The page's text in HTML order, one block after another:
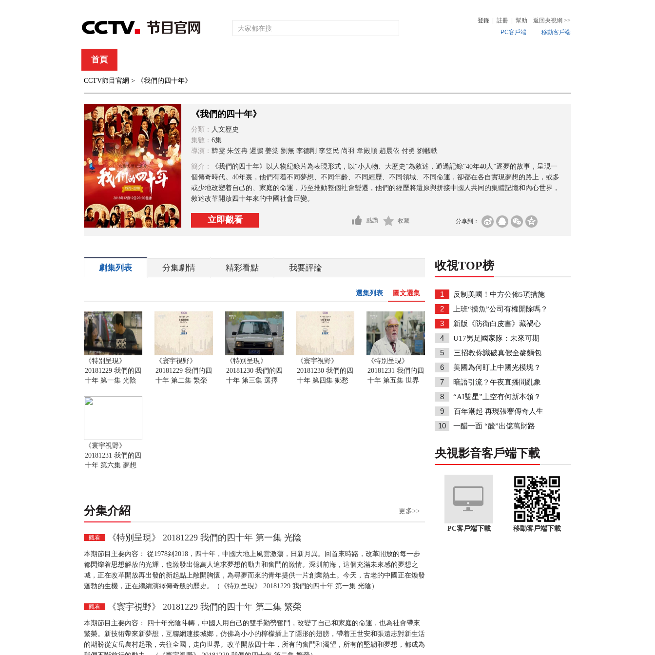
登錄 註冊 幫助 返回央視網 >>
PC客戶端
移動客戶端
首頁
綜合 新聞 財經 綜藝 中文國際
CCTV節目官網 > 《我們的四十年》
《我們的四十年》
分類： 人文歷史
集數： 6集
導演： 韓雯 朱笠冉 遲鵬 姜棠 劉無 李德剛 李笠民 尚羽 韋殿順 趙晨依 付勇 劉幗軼
簡介：
《我們的四十年》以人物紀錄片為表現形式，以“小人物、大歷史”為敘述，通過記錄“40年40人”逐夢的故事，呈現一
個傳奇時代。40年裏，他們有着不同夢想、不同年齡、不同經歷、不同領域、不同命運，卻都在各自實現夢想的路上，或多
或少地改變着自己的、家庭的命運，乃至推動整個社會變遷，他們的經歷將還原與拼接中國人共同的集體記憶和內心世界，
敘述改革開放四十年來的中國社會巨變。
立即觀看 分享到：
點讚 收藏
劇集列表 分集劇情 精彩看點 我要評論
圖文選集
選集列表
《特別呈現》
20181229 我們的四
十年 第一集 光陰
《寰宇視野》
20181229 我們的四
十年 第二集 繁榮
《特別呈現》
20181230 我們的四
十年 第三集 選擇
《寰宇視野》
20181230 我們的四
十年 第四集 鄉愁
《特別呈現》
20181231 我們的四
十年 第五集 世界
《寰宇視野》
20181231 我們的四
十年 第六集 夢想
分集介紹 更多>>
觀看 《特別呈現》 20181229 我們的四十年 第一集 光陰
本期節目主要內容： 從1978到2018，四十年，中國大地上風雲激蕩，日新月異。回首來時路，改革開放的每一步
都閃爍着思想解放的光輝，也激發出億萬人追求夢想的動力和奮鬥的激情。深圳前海，這個充滿未來感的夢想之
城，正在改革開放再出發的新起點上敞開胸懷，為尋夢而來的青年提供一片創業熱土。今天，古老的中國正在煥發
蓬勃的生機，正在繼續演繹傳奇般的歷史。（《特別呈現》 20181229 我們的四十年 第一集 光陰）
觀看 《寰宇視野》 20181229 我們的四十年 第二集 繁榮
本期節目主要內容： 四十年光陰斗轉，中國人用自己的雙手勤勞奮鬥，改變了自己和家庭的命運，也為社會帶來
繁榮。新技術帶來新夢想，互聯網連接城鄉，仿佛為小小的檸檬插上了隱形的翅膀，帶着王世安和張遠志對新生活
的期盼從安岳農村起飛，去往全國，走向世界。改革開放四十年，所有的奮鬥和渴望，所有的堅韌和夢想，都成為
收視TOP榜
1 反制美國！中方公佈5項措施
2 上班“摸魚”公司有權開除嗎？
3 新版《防衛白皮書》藏禍心
4 U17男足國家隊：未來可期
5 三招教你識破真假全麥麵包
6 美國為何盯上中國光模塊？
7 暗語引流？午夜直播間亂象
8 “AI雙星”上空有何新本領？
9 百年潮起 再現張謇傳奇人生
10 一醋一面 “酸”出億萬財路
央視影音客戶端下載
PC客戶端下載 移動客戶端下載